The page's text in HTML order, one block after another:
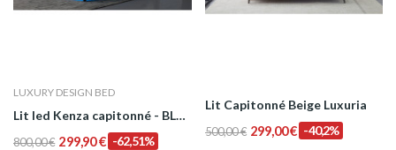
LUXURY DESIGN BED
Lit led Kenza capitonné - BLANC
800,00 € 299,90 € -62,51%
Lit Capitonné Beige Luxuria
500,00 € 299,00 € -40,2%